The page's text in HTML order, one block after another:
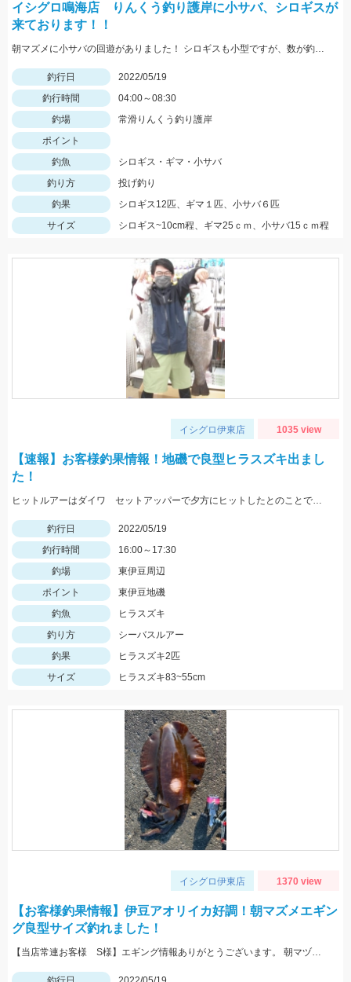
イシグロ鳴海店 りんくう釣り護岸に小サバ、シロギスが
来ております！！
朝マズメに小サバの回遊がありました！ シロギスも小型ですが、数が釣れていますよ！
釣行日
2022/05/19
釣行時間
04:00～08:30
釣場
常滑りんくう釣り護岸
ポイント
釣魚
シロギス・ギマ・小サバ
釣り方
投げ釣り
釣果
シロギス12匹、ギマ１匹、小サバ６匹
サイズ
シロギス~10cm程、ギマ25ｃｍ、小サバ15ｃｍ程
イシグロ伊東店 1035 view
【速報】お客様釣果情報！地磯で良型ヒラスズキ出まし
た！
ヒットルアーはダイワ セットアッパーで夕方にヒットしたとのことです。83ｃｍ5ｋｇのナイスサイズでした！情報提供ありがとうございます！
釣行日
2022/05/19
釣行時間
16:00～17:30
釣場
東伊豆周辺
ポイント
東伊豆地磯
釣魚
ヒラスズキ
釣り方
シーバスルアー
釣果
ヒラスズキ2匹
サイズ
ヒラスズキ83~55cm
イシグロ伊東店 1370 view
【お客様釣果情報】伊豆アオリイカ好調！朝マズメエギン
グ良型サイズ釣れました！
【当店常連お客様 S様】エギング情報ありがとうございます。 朝マヅメの時間帯３杯立て続けに、1.8㌔・800ｇ・900ｇが釣れました！ 1.8㌔のヒットエギは【エギ王Ｋ3.5号 黒潮ＳＰ マッスルファイト】